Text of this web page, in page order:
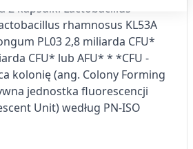
2 kapsułki Lactobacillus
rhamnosus KL53A
PL03 2,8 miliarda CFU*
CFU* lub AFU* * *CFU -
kolonię (ang. Colony Forming
jednostka fluorescencji
Unit) według PN-ISO
na urządzeniu
danych do